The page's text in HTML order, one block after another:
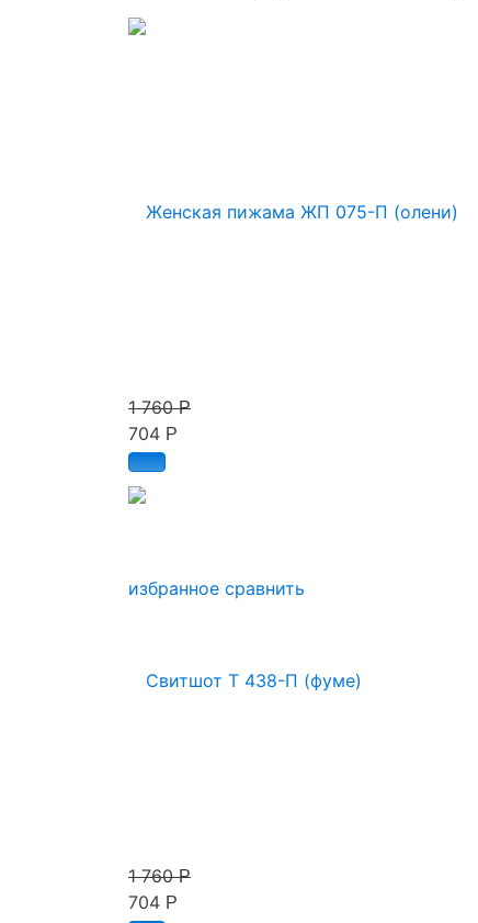
избранное сравнить
1 760Р
704 Р
1 760Р
704 Р